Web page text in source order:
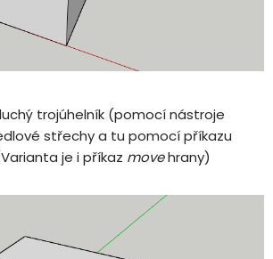
trojúhelník (pomocí nástroje
střechy a tu pomocí příkazu
je i příkaz movehrany)